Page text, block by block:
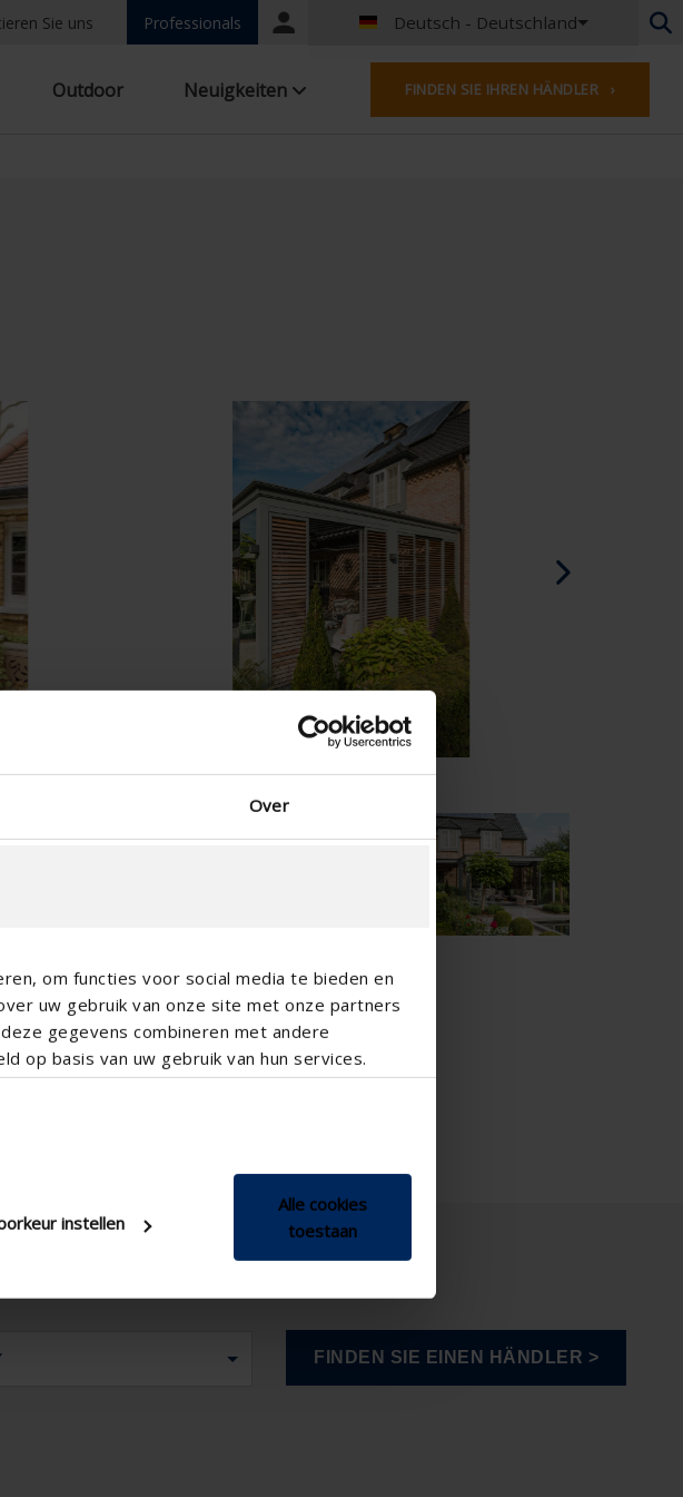
Over
om functies voor social media te bieden en
uw gebruik van onze site met onze partners
gegevens combineren met andere
op basis van uw gebruik van hun services.
instellen
Alle cookies
toestaan
Sie uns Professionals
Portal
Deutsch - Deutschland
Niederländisch - Belgien
Französisch - Belgien
Niederländisch - Niederlande
Ungarisch - Ungarn
Italienisch - Italien
Polnisch - Polen
Spanisch - Spanien
Dänisch - Dänemark
Norwegian - Norway
Schwedisch - Schweden
Englisch - Irland
Englisch - Kanada
Nahen Osten
Russisch - Russland
Chinesisch - China
Outdoor Neuigkeiten FINDEN SIE IHREN HÄNDLER ›
